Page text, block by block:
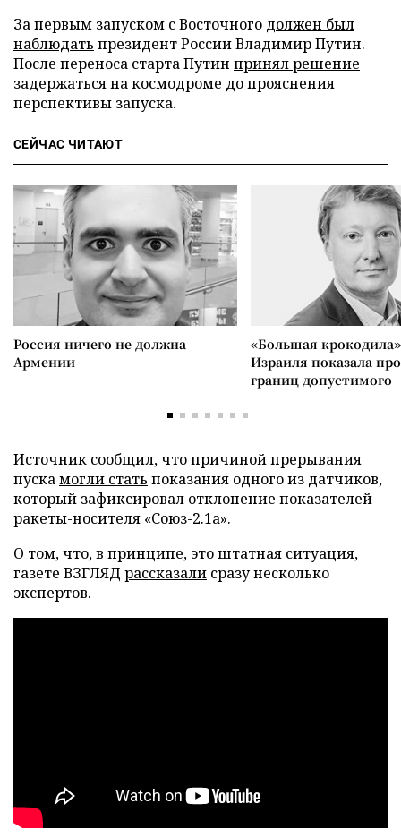
За первым запуском с Восточного должен был
наблюдать президент России Владимир Путин.
После переноса старта Путин принял решение
задержатьсяна космодроме до прояснения
перспективы запуска.
СЕЙЧАС ЧИТАЮТ
Россия ничего не должна
Армении
«Большая
Израиля показала
границ допустимого
Источник сообщил, что причиной прерывания
пускамогли стать показания одного из датчиков,
который зафиксировал отклонение показателей
ракеты-носителя «Союз-2.1а».
О том, что, в принципе, это штатная ситуация,
газете ВЗГЛЯД рассказали сразу несколько
экспертов.